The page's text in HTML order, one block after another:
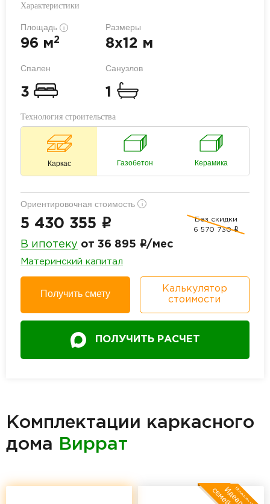
Характеристики
Площадь i
96 м2
Размеры
8x12 м
Спален
3
Санузлов
1
Технология строительства
Каркас Газобетон Керамика
Ориентировочная стоимость i
5 430 355 i
Без скидки
6 570 730 i
В ипотеку от 36 895 i/мес
Материнский капитал
Получить смету
Калькулятор
стоимости
ПОЛУЧИТЬ РАСЧЕТ
Комплектации каркасного
дома
Виррат